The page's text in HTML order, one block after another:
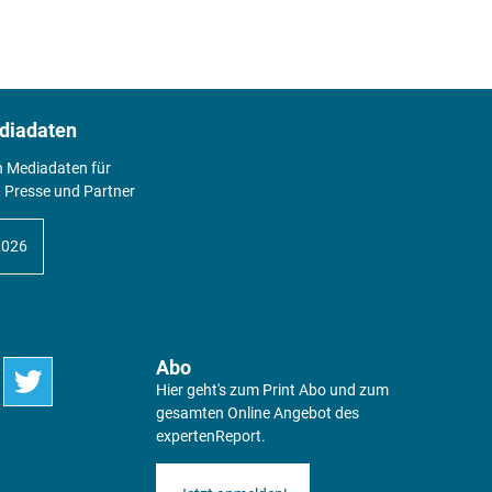
Mediadaten für
Presse und Partner
Abo
Hier geht's zum Print Abo und zum
gesamten Online Angebot des
expertenReport.